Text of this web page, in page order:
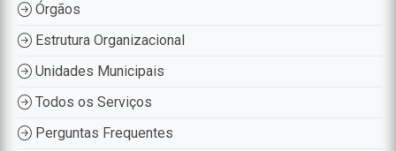
Órgãos
Estrutura Organizacional
Unidades Municipais
Todos os Serviços
Perguntas Frequentes